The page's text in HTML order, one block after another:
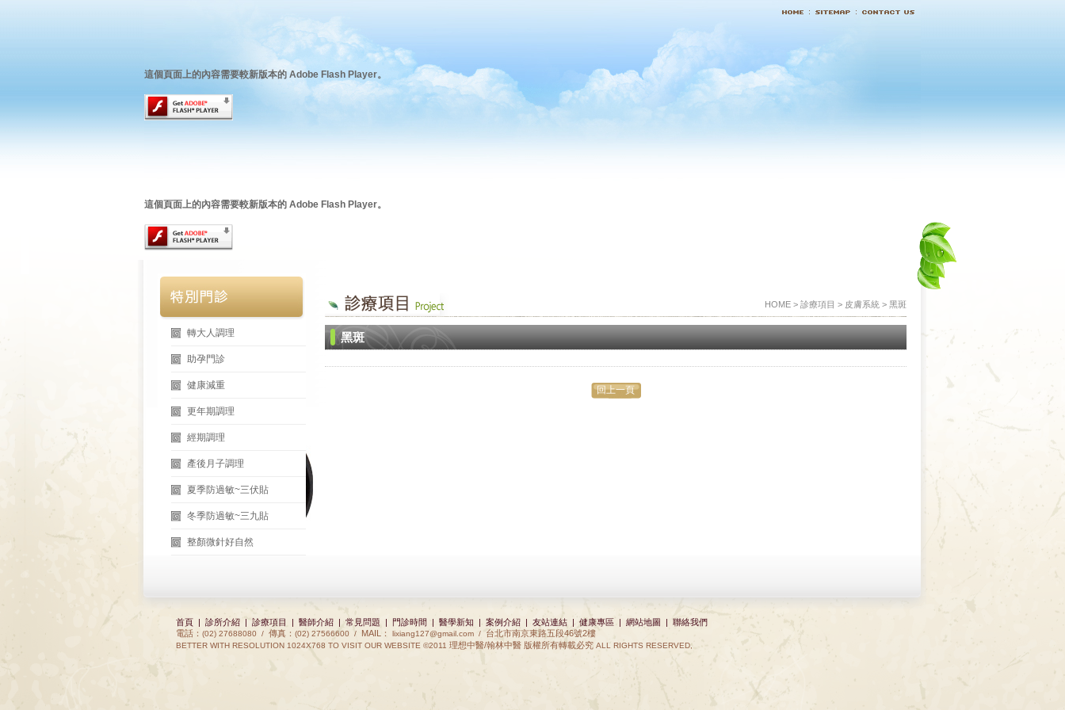
這個頁面上的內容需要較新版本的 Adobe Flash Player。
這個頁面上的內容需要較新版本的 Adobe Flash Player。
轉大人調理
助孕門診
健康減重
更年期調理
經期調理
產後月子調理
夏季防過敏~三伏貼
冬季防過敏~三九貼
整顏微針好自然
HOME > 診療項目 > 皮膚系統 > 黑斑
黑斑
回上一頁
首頁| 診所介紹| 診療項目 | 醫師介紹| 常見問題 | 門診時間 | 醫學新知 | 案例介紹| 友站連結| 健康專區| 網站地圖 | 聯絡我們
電話： (02) 27688080 / 傳真： (02) 27566600 / MAIL： lixiang127@gmail.com / 台北市南京東路五段46號2樓
BETTER WITH RESOLUTION 1024X768 TO VISIT OUR WEBSITE ©2011 理想中醫/翰林中醫 版權所有轉載必究ALL RIGHTS RESERVED,